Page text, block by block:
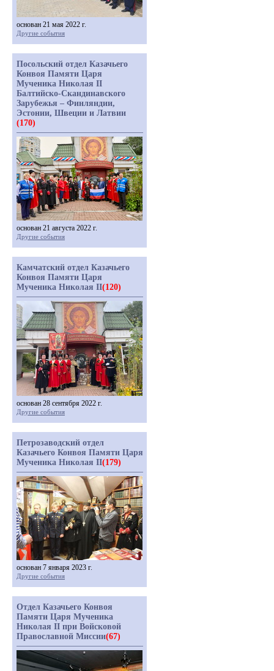
основан 21 мая 2022 г.
Другие события
Посольский отдел Казачьего
Конвоя Памяти Царя
Мученика Николая II
Балтийско-Скандинавского
Зарубежья – Финляндии,
Эстонии, Швеции и Латвии
(170)
основан 21 августа 2022 г.
Другие события
Камчатский отдел Казачьего
Конвоя Памяти Царя
Мученика Николая II(120)
основан 28 сентября 2022 г.
Другие события
Петрозаводский отдел
Казачьего Конвоя Памяти Царя
Мученика Николая II(179)
основан 7 января 2023 г.
Другие события
Отдел Казачьего Конвоя
Памяти Царя Мученика
Николая II при Войсковой
Православной Миссии(67)